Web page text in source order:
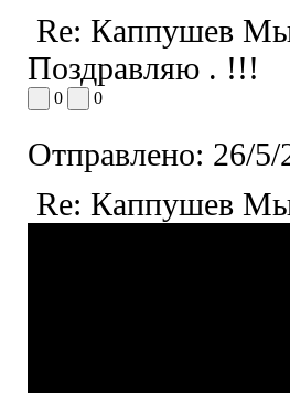
Re: Каппушев
Поздравляю . !!!
0 0
Отправлено: 26/
Re: Каппушев